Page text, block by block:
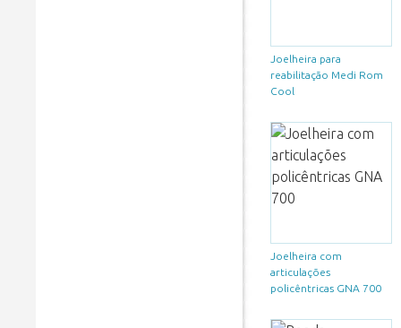
Joelheira para
reabilitação Medi Rom
Cool
Joelheira com
articulações
policêntricas GNA 700